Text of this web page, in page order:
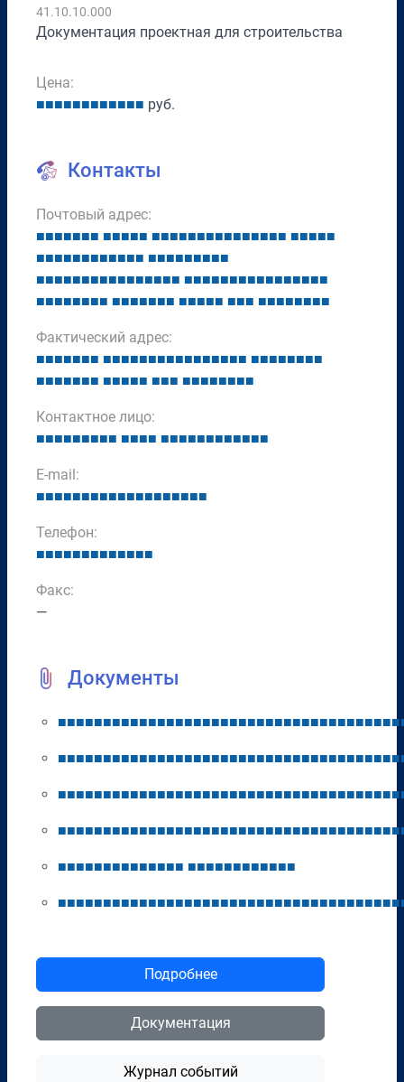
41.10.10.000
Документация проектная для строительства
Цена:
■■■■■■■■■■■■ руб.
Контакты
Почтовый адрес:
■■■■■■■ ■■■■■ ■■■■■■■■■■■■■■■ ■■■■■
■■■■■■■■■■■■ ■■■■■■■■■
■■■■■■■■■■■■■■■■ ■■■■■■■■■■■■■■■■
■■■■■■■■ ■■■■■■■ ■■■■■ ■■■ ■■■■■■■■
Фактический адрес:
■■■■■■■ ■■■■■■■■■■■■■■■■ ■■■■■■■■
■■■■■■■ ■■■■■ ■■■ ■■■■■■■■
Контактное лицо:
■■■■■■■■■ ■■■■ ■■■■■■■■■■■■
E-mail:
■■■■■■■■■■■■■■■■■■■
Телефон:
■■■■■■■■■■■■■
Факс:
—
Документы
■■■■■■■■■■■■■■■■■■■■■■■■■■■■■■■■■■■■■■
■■■■■■■■■■■■■■■■■■■■■■■■■■■■■■■■■■■■■■
■■■■■■■■■■■■■■■■■■■■■■■■■■■■■■■■■■■■■■
■■■■■■■■■■■■■■■■■■■■■■■■■■■■■■■■■■■■■■
■■■■■■■■■■■■■■ ■■■■■■■■■■■■
■■■■■■■■■■■■■■■■■■■■■■■■■■■■■■■■■■■■■■
Подробнее
Документация
Журнал событий